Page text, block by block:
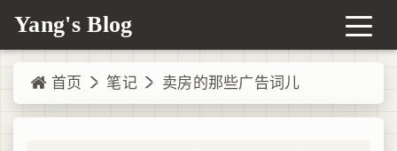
Yang's Blog
首页 笔记 卖房的那些广告词儿